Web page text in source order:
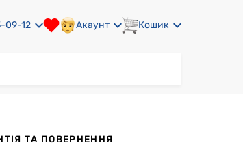
09-12 Акаунт Кошик
ТА ПОВЕРНЕННЯ